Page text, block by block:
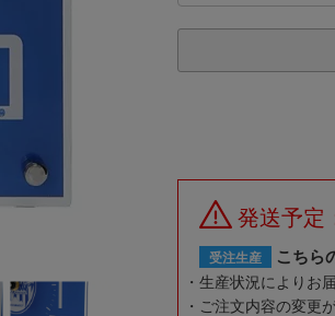
発送予定
受注生産 こちら
生産状況によりお
ご注文内容の変更